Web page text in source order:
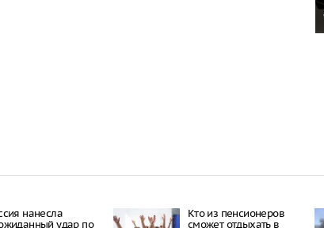
нанесла
удар по
Кто из пенсионеров
сможет отдыхать в